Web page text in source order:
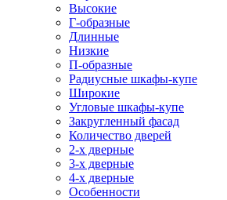
Высокие
Г-образные
Длинные
Низкие
П-образные
Радиусные шкафы-купе
Широкие
Угловые шкафы-купе
Закругленный фасад
Количество дверей
2-х дверные
3-х дверные
4-х дверные
Особенности